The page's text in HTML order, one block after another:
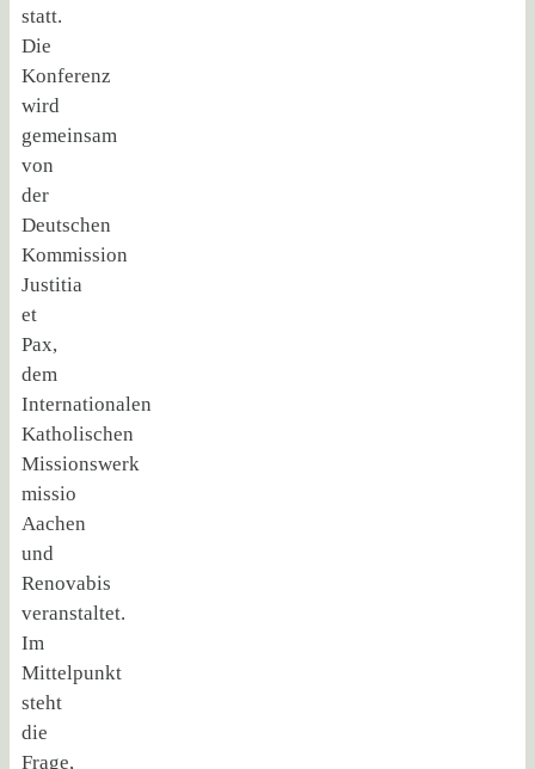
statt.
Die
Konferenz
wird
gemeinsam
von
der
Deutschen
Kommission
Justitia
et
Pax,
dem
Internationalen
Katholischen
Missionswerk
missio
Aachen
und
Renovabis
veranstaltet.
Im
Mittelpunkt
steht
die
Frage,